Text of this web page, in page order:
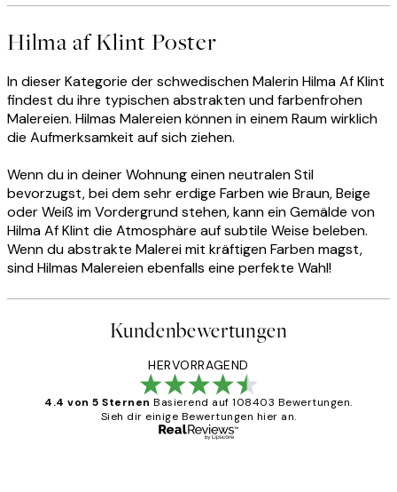
Hilma af Klint Poster
In dieser Kategorie der schwedischen Malerin Hilma Af Klint
findest du ihre typischen abstrakten und farbenfrohen
Malereien. Hilmas Malereien können in einem Raum wirklich
die Aufmerksamkeit auf sich ziehen.
Wenn du in deiner Wohnung einen neutralen Stil
bevorzugst, bei dem sehr erdige Farben wie Braun, Beige
oder Weiß im Vordergrund stehen, kann ein Gemälde von
Hilma Af Klint die Atmosphäre auf subtile Weise beleben.
Wenn du abstrakte Malerei mit kräftigen Farben magst,
sind Hilmas Malereien ebenfalls eine perfekte Wahl!
Kundenbewertungen
HERVORRAGEND
4.4 von 5 Sternen Basierend auf 108403 Bewertungen.
Sieh dir einige Bewertungen hier an.